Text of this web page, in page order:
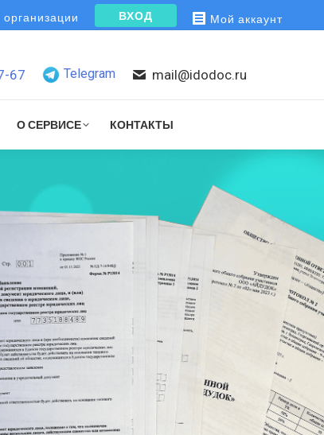
ВХОД Мой аккаунт
67 Telegram mail@idodoc.ru
О СЕРВИСЕ КОНТАКТЫ